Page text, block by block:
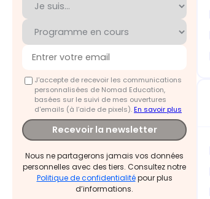
J'accepte de recevoir les communications
personnalisées de Nomad Education,
basées sur le suivi de mes ouvertures
d'emails (à l’aide de pixels).En savoir plus
Recevoir la newsletter
Nous ne partagerons jamais vos données
personnelles avec des tiers. Consultez notre
Politique de confidentialitépour plus
d’informations.